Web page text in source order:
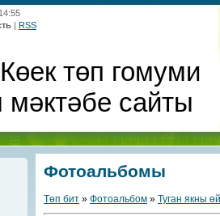
| RSS
төп гомуми
мәктәбе сайты
Фотоальбомы
Төп бит » Фотоальбом » Туган якны